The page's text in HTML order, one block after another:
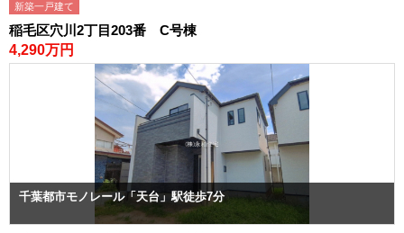
新築一戸建て
稲毛区穴川2丁目203番 C号棟
4,290万円
千葉都市モノレール「天台」駅徒歩7分